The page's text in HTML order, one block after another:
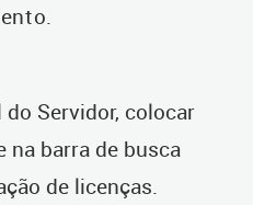
Servidor, colocar
na barra de busca
de licenças.